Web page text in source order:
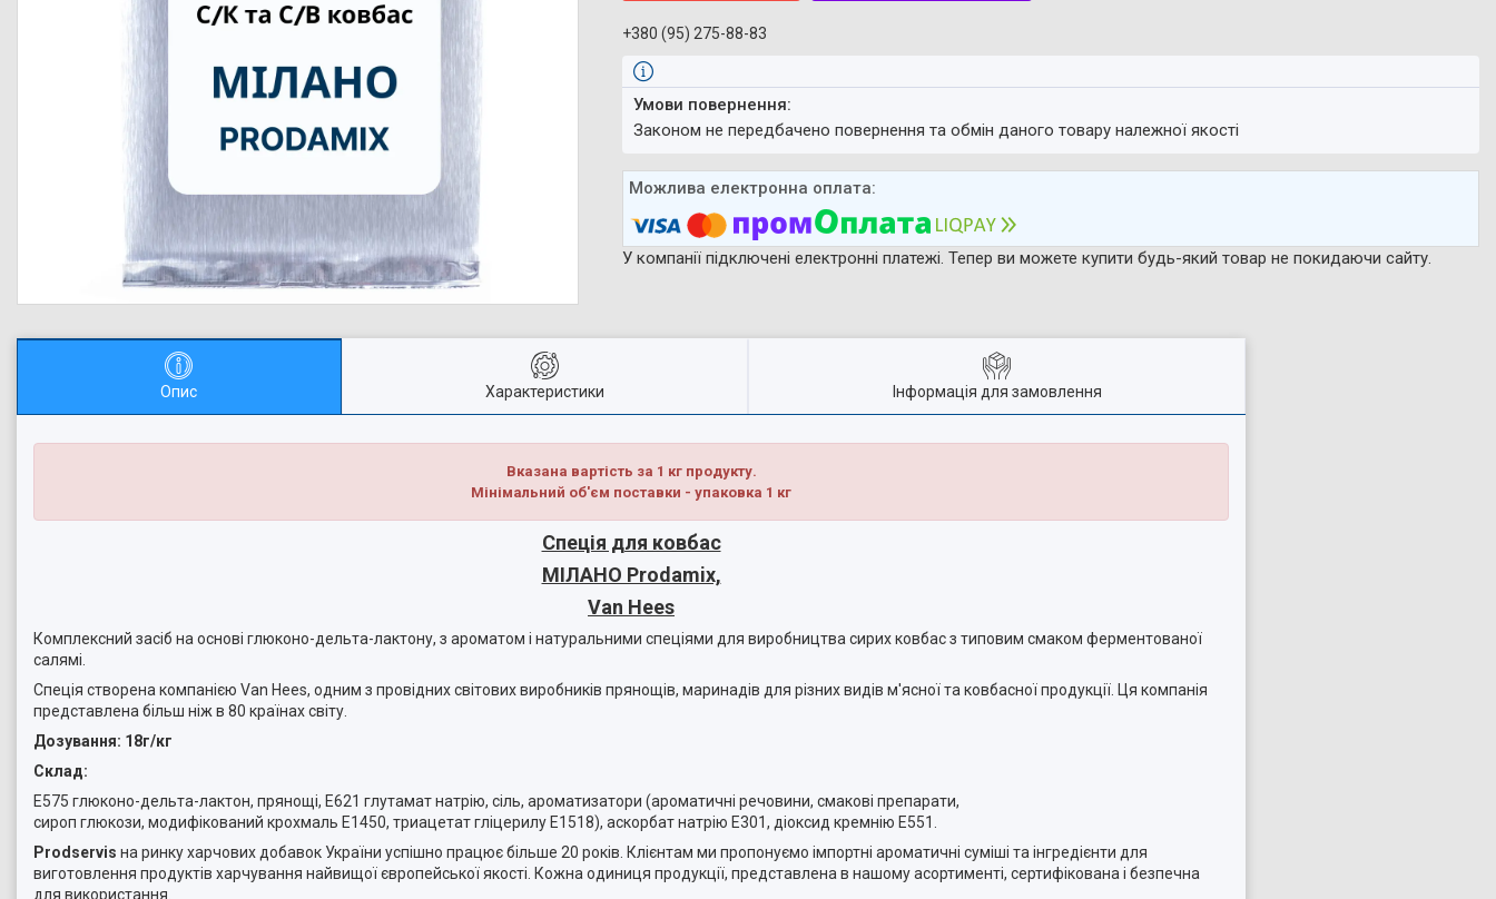
+380 (95) 275-88-83
Законом не передбачено повернення та обмін даного товару належної якості
У компанії підключені електронні платежі. Тепер ви можете купити будь-який товар не покидаючи сайту.
Опис Характеристики Інформація для замовлення
Вказана вартість за 1 кг продукту.
Мінімальний об'єм поставки - упаковка 1 кг
Спеція для ковбас
МІЛАНО Prodamix,
Van Hees
Комплексний засіб на основі глюконо-дельта-лактону, з ароматом і натуральними спеціями для виробництва сирих ковбас з типовим смаком ферментованої
салямі.
Спеція створена компанією Van Hees, одним з провідних світових виробників прянощів, маринадів для різних видів м'ясної та ковбасної продукції. Ця компанія
представлена більш ніж в 80 країнах світу.
Дозування: 18г/кг
Склад:
E575 глюконо-дельта-лактон, прянощі, E621 глутамат натрію, сіль, ароматизатори (ароматичні речовини, смакові препарати,
сироп глюкози, модифікований крохмаль E1450, триацетат гліцерилу E1518), аскорбат натрію E301, діоксид кремнію E551.
Prodservis на ринку харчових добавок України успішно працює більше 20 років. Клієнтам ми пропонуємо імпортні ароматичні суміші та інгредієнти для
виготовлення продуктів харчування найвищої європейської якості. Кожна одиниця продукції, представлена в нашому асортименті, сертифікована і безпечна
для використання.